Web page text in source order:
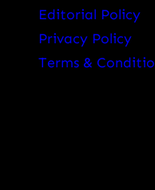
Editorial Policy
Privacy Policy
Terms &